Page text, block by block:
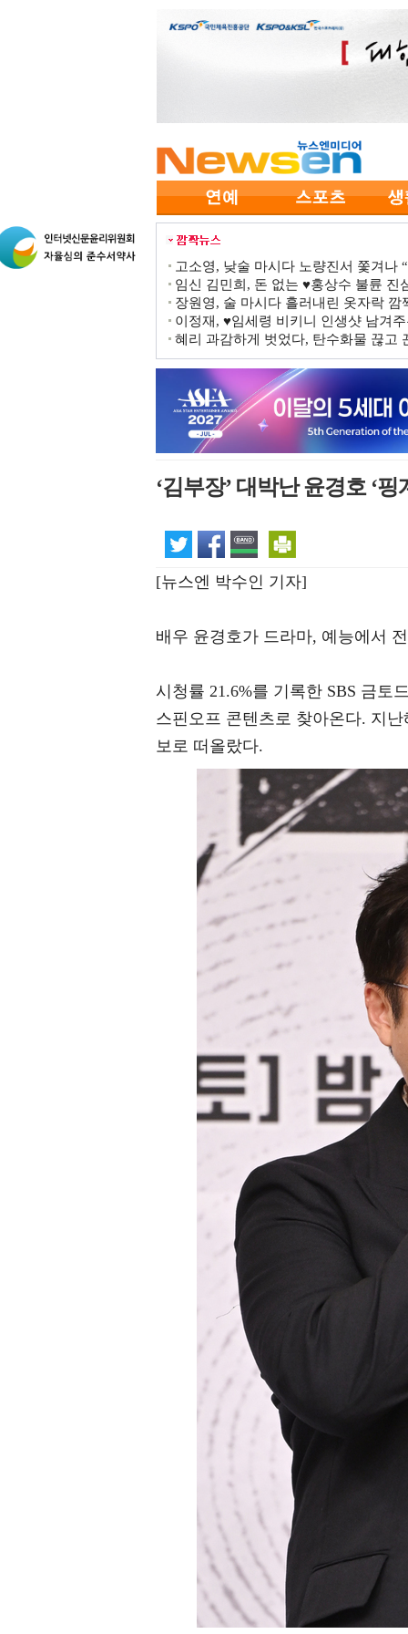
고소영, 낮술 마시다 노량진서 쫓겨나
임신 김민희, 돈 없는 ♥홍상수 불륜
장원영, 술 마시다 흘러내린 옷자락
이정재, ♥임세령 비키니 인생샷 남겨
혜리 과감하게 벗었다, 탄수화물 끊고
‘김부장’ 대박난 윤경호 ‘
[뉴스엔 박수인 기자]
배우 윤경호가 드라마, 예능에서
시청률 21.6%를 기록한 SBS 금토
스핀오프 콘텐츠로 찾아온다. 지
보로 떠올랐다.